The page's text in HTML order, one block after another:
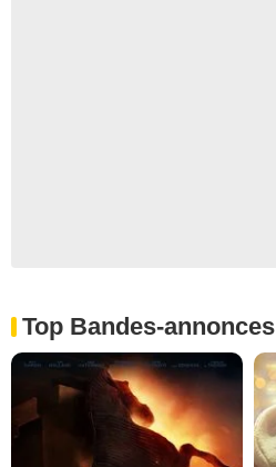
Top Bandes-annonces